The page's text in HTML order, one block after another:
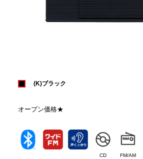
(K)ブラック
オープン価格★
CD FM/AM